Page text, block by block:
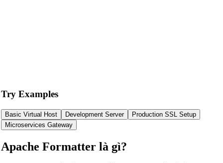
Try Examples
Basic Virtual Host Development Server
Production SSL Setup
Microservices Gateway
Apache Formatter là gì?